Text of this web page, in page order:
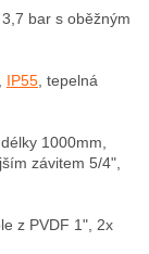
bar s oběžným
IP55, tepelná
1000mm,
závitem 5/4",
z PVDF 1", 2x